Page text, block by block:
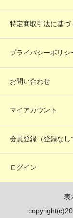
特定商取引法に基づ
プライバシーポリシ
お問い合わせ
マイアカウント
会員登録（登録なし
ログイン
表